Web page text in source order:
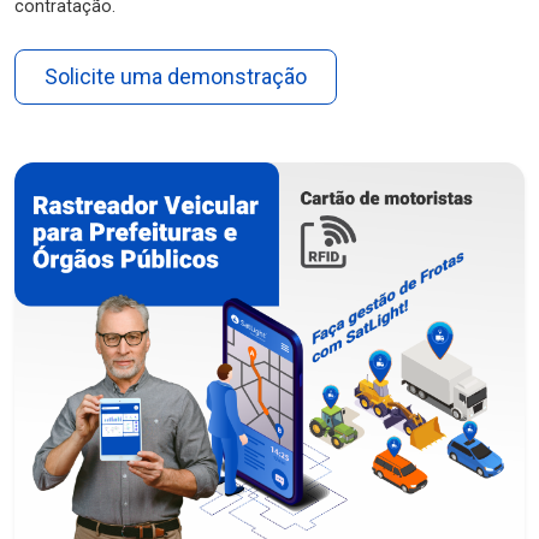
contratação.
Solicite uma demonstração